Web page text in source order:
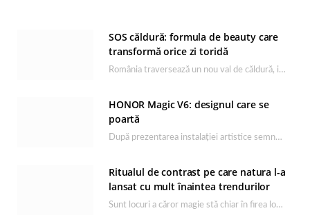
SOS căldură: formula de beauty care
transformă orice zi toridă
România traversează un nou val de căldură, iar rutina de îngrijire capătă un rol esențial…
HONOR Magic V6: designul care se
poartă
După prezentarea instalației artistice semnată de Catrinel Săbăciag în cadrul evenimentului de lansare HONOR Magic…
Ritualul de contrast pe care natura l-a
lansat cu mult înaintea trendurilor
Sunt locuri a căror magie stă chiar în firea lor naturală, iar Lacul Ursu din…